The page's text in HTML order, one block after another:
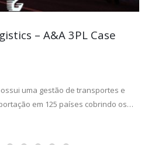
– A&A 3PL Case
uma gestão de transportes e
em 125 países cobrindo os…